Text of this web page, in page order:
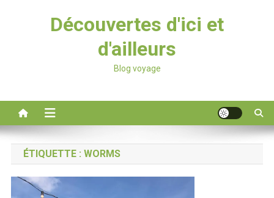
Découvertes d'ici et
d'ailleurs
Blog voyage
ÉTIQUETTE : WORMS